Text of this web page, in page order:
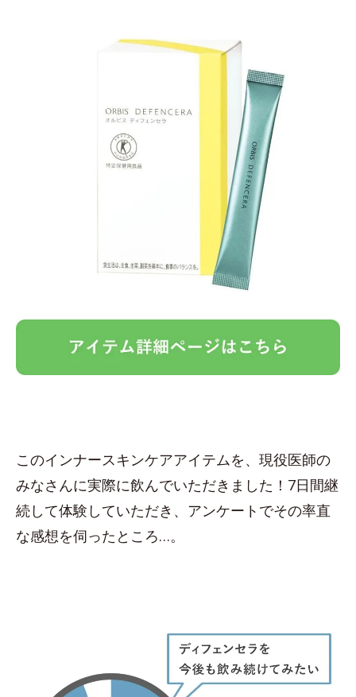
このインナースキンケアアイテムを、現役医師の
みなさんに実際に飲んでいただきました！7日間継
続して体験していただき、アンケートでその率直
な感想を伺ったところ…。